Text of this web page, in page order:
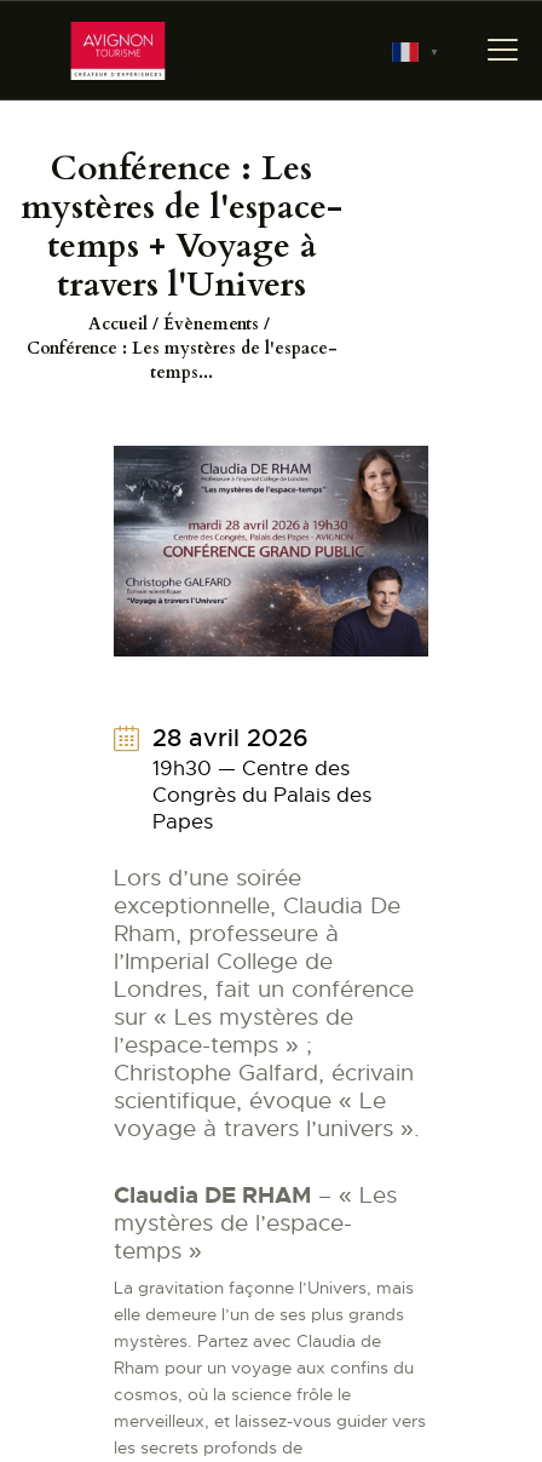
▼
Conférence : Les
mystères de l'espace-
temps + Voyage à
travers l'Univers
Accueil
Évènements
Conférence : Les mystères de l'espace-
temps...
ACCUEIL
RÉSERVER
PRÉPARER MA VISITE
700 ANS D’HISTOIRE
LES JARDINS
PONTIFICAUX
PALAIS
AGENDA
28 avril 2026
19h30 — Centre des
Congrès du Palais des
Papes
Lors d’une soirée
exceptionnelle, Claudia De
Rham, professeure à
l’Imperial College de
Londres, fait un conférence
sur « Les mystères de
l’espace-temps » ;
Christophe Galfard, écrivain
scientifique, évoque « Le
voyage à travers l’univers ».
Claudia DE RHAM – « Les
mystères de l’espace-
temps »
La gravitation façonne l’Univers, mais
elle demeure l’un de ses plus grands
mystères. Partez avec Claudia de
Rham pour un voyage aux confins du
cosmos, où la science frôle le
merveilleux, et laissez-vous guider vers
les secrets profonds de